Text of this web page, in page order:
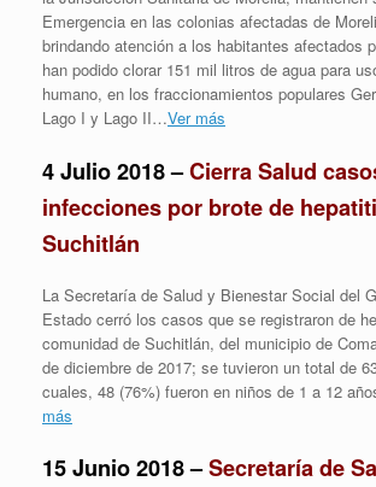
Emergencia en las colonias afectadas de
brindando atención a los habitantes afectados
han podido clorar 151 mil litros de agua para
humano, en los fraccionamientos populares
Lago I y Lago II…Ver más
4 Julio 2018 –Cierra Salud
infecciones por brote de
Suchitlán
La Secretaría de Salud y Bienestar Social del
Estado cerró los casos que se registraron de
comunidad de Suchitlán, del municipio de
de diciembre de 2017; se tuvieron un total de
cuales, 48 (76%) fueron en niños de 1 a 12
más
15 Junio 2018 –Secretaría de